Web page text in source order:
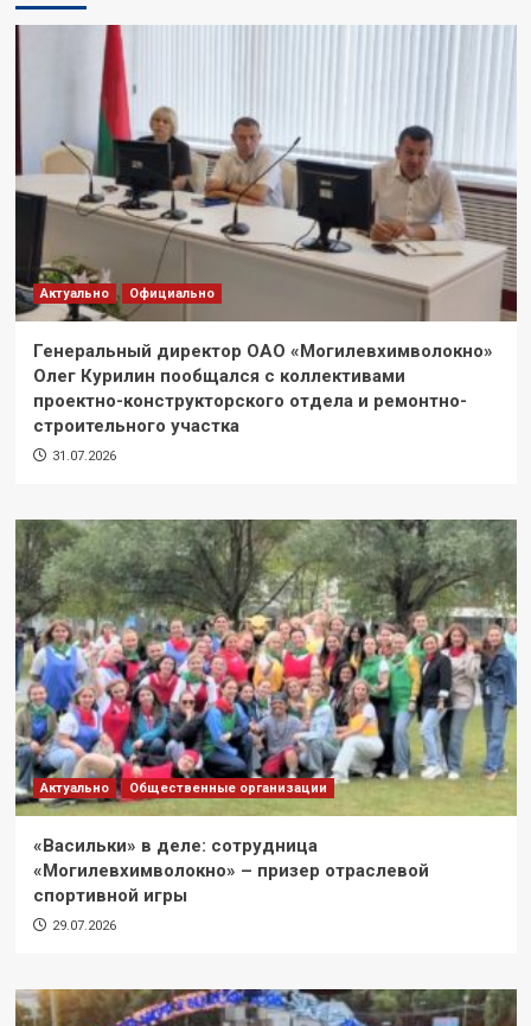
Актуально Официально
Генеральный директор ОАО «Могилевхимволокно»
Олег Курилин пообщался с коллективами
проектно-конструкторского отдела и ремонтно-
строительного участка
31.07.2026
Актуально Общественные организации
«Васильки» в деле: сотрудница
«Могилевхимволокно» – призер отраслевой
спортивной игры
29.07.2026